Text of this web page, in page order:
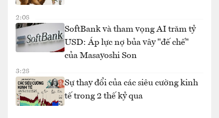
2:08
SoftBank và tham vọng AI trăm tỷ
USD: Áp lực nợ bủa vây "đế chế"
của Masayoshi Son
3:28
Sự thay đổi của các siêu cường kinh
tế trong 2 thế kỷ qua